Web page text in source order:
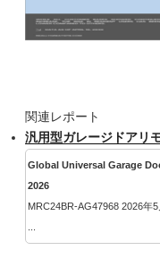
関連レポート
汎用型ガレージドアリ
Global Universal Garage
2026
MRC24BR-AG47968 2026年